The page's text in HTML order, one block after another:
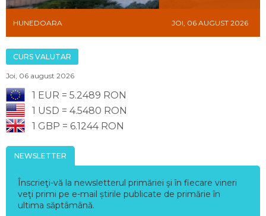
HUNEDOARA JOI, 06 AUGUST 2026
CURS VALUTAR
Joi, 06 august 2026
1 EUR = 5.2489 RON
1 USD = 4.5480 RON
1 GBP = 6.1244 RON
NEWSLETTER
Înscrieţi-vă la newsletterul primăriei şi în fiecare vineri
veţi primi pe e-mail știrile publicate de primărie în
ultima săptâmână.